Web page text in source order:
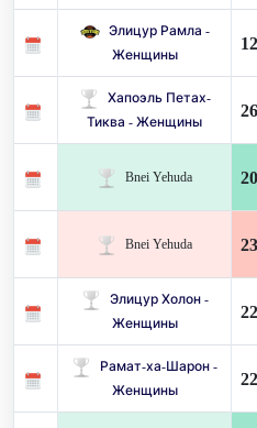
Элицур Рамла -
Женщины
12
Хапоэль Петах-
Тиква - Женщины
26
Bnei Yehuda 20
Bnei Yehuda 23
Элицур Холон -
Женщины
22
Рамат-ха-Шарон -
Женщины
22